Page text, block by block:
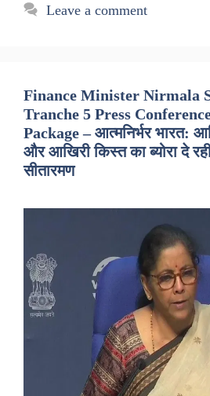
Leave a comment
Finance Minister Nirmala
Tranche 5 Press
Package – आत्मनिर्भर भारत:
और आखिरी किस्त का ब्योरा दे रहीं
सीतारमण